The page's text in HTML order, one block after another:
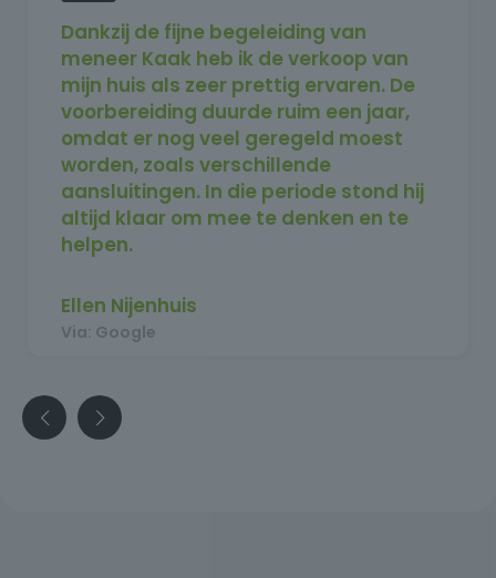
Dankzij de fijne begeleiding van
meneer Kaak heb ik de verkoop van
mijn huis als zeer prettig ervaren. De
voorbereiding duurde ruim een jaar,
omdat er nog veel geregeld moest
worden, zoals verschillende
aansluitingen. In die periode stond hij
altijd klaar om mee te denken en te
helpen.
huis in de verkoop kon, was het binnen
twee weken verkocht. Ik ben erg
tevreden over het hele traject en kan
Ellen Nijenhuis
Via: Google